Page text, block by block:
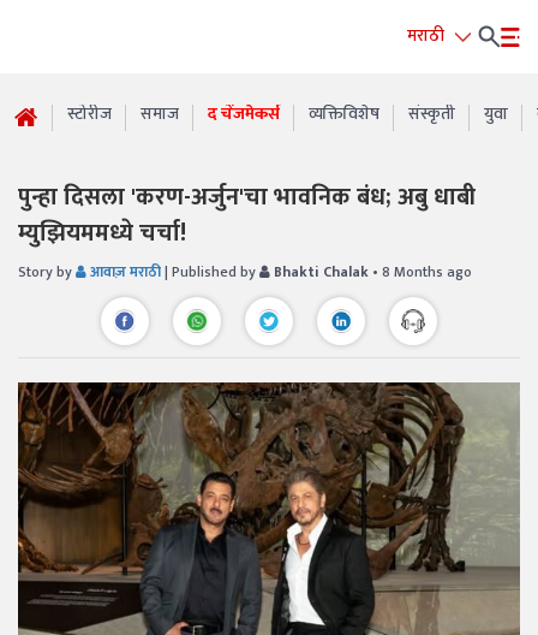
मराठी
स्टोरीज समाज द चेंजमेकर्स व्यक्तिविशेष संस्कृती युवा
पुन्हा दिसला 'करण-अर्जुन'चा भावनिक बंध; अबु धाबी
म्युझियममध्ये चर्चा!
Story by आवाज़ मराठी| Published by Bhakti Chalak • 8 Months ago